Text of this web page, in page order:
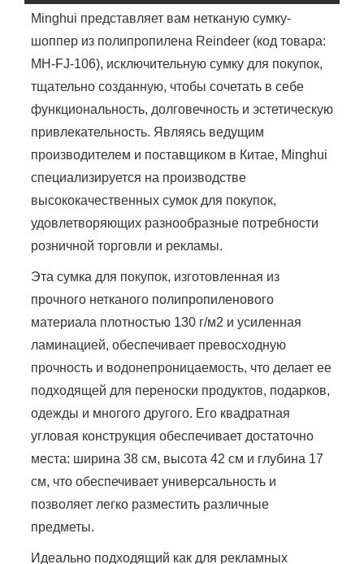
Minghui представляет вам нетканую сумку-
шоппер из полипропилена Reindeer (код товара:
MH-FJ-106), исключительную сумку для покупок,
тщательно созданную, чтобы сочетать в себе
функциональность, долговечность и эстетическую
привлекательность. Являясь ведущим
производителем и поставщиком в Китае, Minghui
специализируется на производстве
высококачественных сумок для покупок,
удовлетворяющих разнообразные потребности
розничной торговли и рекламы.
Эта сумка для покупок, изготовленная из
прочного нетканого полипропиленового
материала плотностью 130 г/м2 и усиленная
ламинацией, обеспечивает превосходную
прочность и водонепроницаемость, что делает ее
подходящей для переноски продуктов, подарков,
одежды и многого другого. Его квадратная
угловая конструкция обеспечивает достаточно
места: ширина 38 см, высота 42 см и глубина 17
см, что обеспечивает универсальность и
позволяет легко разместить различные
предметы.
Идеально подходящий как для рекламных